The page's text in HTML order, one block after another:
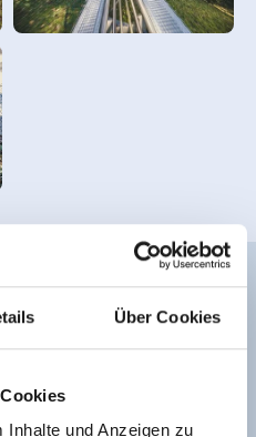
Über Cookies
und Anzeigen zu
FACTS